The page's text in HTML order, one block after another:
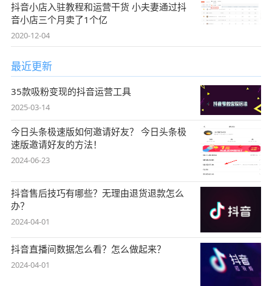
抖音小店入驻教程和运营干货 小夫妻通过抖
音小店三个月卖了1个亿
2020-12-04
最近更新
35款吸粉变现的抖音运营工具
2025-03-14
今日头条极速版如何邀请好友？ 今日头条极
速版邀请好友的方法！
2024-06-23
抖音售后技巧有哪些？无理由退货退款怎么
办？
2024-04-01
抖音直播间数据怎么看？怎么做起来？
2024-04-01